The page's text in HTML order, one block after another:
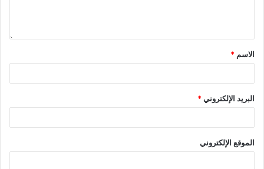
الاسم *
البريد الإلكتروني*
الموقع الإلكتروني